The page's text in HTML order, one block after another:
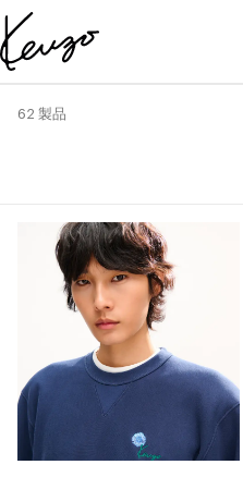
Skip to main content
Skip to footer content
KENZO
62 製品